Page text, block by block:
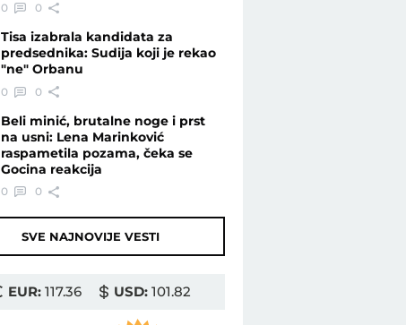
0 0
Tisa izabrala kandidata za
predsednika: Sudija koji je rekao
"ne" Orbanu
0 0
Beli minić, brutalne noge i prst
na usni: Lena Marinković
raspametila pozama, čeka se
Gocina reakcija
0 0
SVE NAJNOVIJE VESTI
EUR:117.36 USD: 101.82